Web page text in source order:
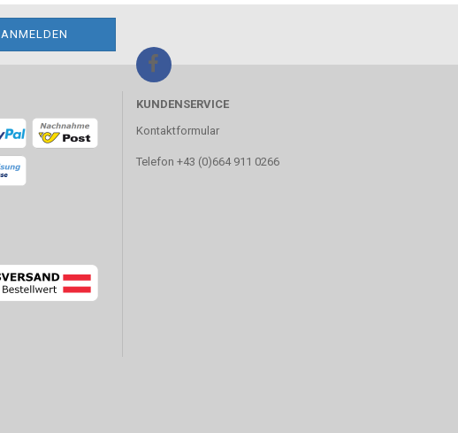
KUNDENSERVICE
Kontaktformular
Telefon +43 (0)664 911 0266